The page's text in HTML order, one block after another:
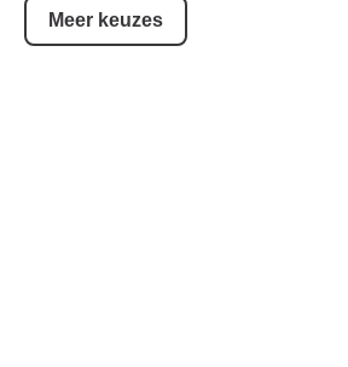
Meer keuzes